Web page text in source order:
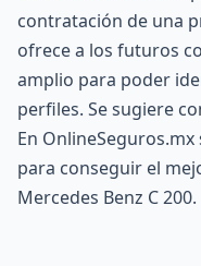
contratación de una
ofrece a los futuros
amplio para poder
perfiles. Se sugiere
En
para conseguir el
Mercedes Benz C 200.